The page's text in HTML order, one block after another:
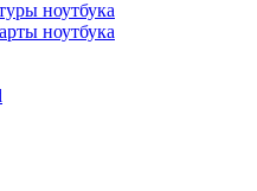
ноутбука
ноутбука